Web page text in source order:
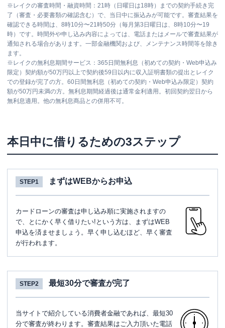
※ レイクの審査時間・融資時間：21時（日曜日は18時）までの契約手続き完
了（審査・必要書類の確認含む）で、当日中に振込みが可能です。審査結果を
確認できる時間は、8時10分〜21時50分（毎月第3日曜日は、8時10分〜19
時）です。時間外や申し込み内容によっては、電話またはメールで審査結果が
通知される場合があります。一部金融機関および、メンテナンス時間等を除き
ます。
※ レイクの無利息期間サービス：365日間無利息（初めての契約・Web申込み
限定）契約額が50万円以上で契約後59日以内に収入証明書類の提出とレイク
での登録が完了の方。60日間無利息（初めての契約・Web申込み限定）契約
額が50万円未満の方。無利息期間経過後は通常金利適用。初回契約翌日から
無利息適用。他の無利息商品との併用不可。
本日中に借りるための3ステップ
STEP1 まずはWEBからお申込
カードローンの審査は申し込み順に実施されますの
で、とにかく早く借りたい!という方は、まずはWEB
申込を済ませましょう。早く申し込むほど、早く審査
が行われます。
STEP2 最短30分で審査が完了
当サイトで紹介している消費者金融であれば、最短30
分で審査が終わります。審査結果はご入力頂いた電話